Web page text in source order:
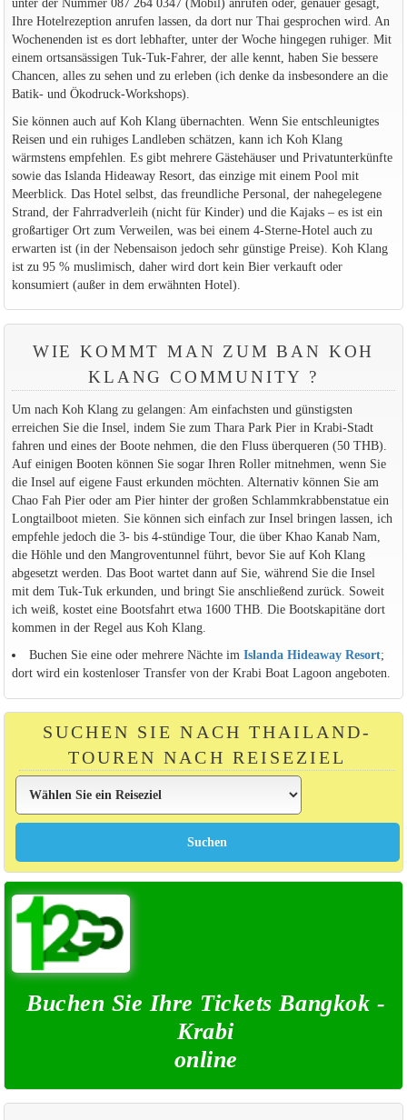
unter der Nummer 087 264 0347 (Mobil) anrufen oder, genauer gesagt,
Ihre Hotelrezeption anrufen lassen, da dort nur Thai gesprochen wird. An
Wochenenden ist es dort lebhafter, unter der Woche hingegen ruhiger. Mit
einem ortsansässigen Tuk-Tuk-Fahrer, der alle kennt, haben Sie bessere
Chancen, alles zu sehen und zu erleben (ich denke da insbesondere an die
Batik- und Ökodruck-Workshops).
Sie können auch auf Koh Klang übernachten. Wenn Sie entschleunigtes
Reisen und ein ruhiges Landleben schätzen, kann ich Koh Klang
wärmstens empfehlen. Es gibt mehrere Gästehäuser und Privatunterkünfte
sowie das Islanda Hideaway Resort, das einzige mit einem Pool mit
Meerblick. Das Hotel selbst, das freundliche Personal, der nahegelegene
Strand, der Fahrradverleih (nicht für Kinder) und die Kajaks – es ist ein
großartiger Ort zum Verweilen, was bei einem 4-Sterne-Hotel auch zu
erwarten ist (in der Nebensaison jedoch sehr günstige Preise). Koh Klang
ist zu 95 % muslimisch, daher wird dort kein Bier verkauft oder
konsumiert (außer in dem erwähnten Hotel).
WIE KOMMT MAN ZUM BAN KOH
KLANG COMMUNITY ?
Um nach Koh Klang zu gelangen: Am einfachsten und günstigsten
erreichen Sie die Insel, indem Sie zum Thara Park Pier in Krabi-Stadt
fahren und eines der Boote nehmen, die den Fluss überqueren (50 THB).
Auf einigen Booten können Sie sogar Ihren Roller mitnehmen, wenn Sie
die Insel auf eigene Faust erkunden möchten. Alternativ können Sie am
Chao Fah Pier oder am Pier hinter der großen Schlammkrabbenstatue ein
Longtailboot mieten. Sie können sich einfach zur Insel bringen lassen, ich
empfehle jedoch die 3- bis 4-stündige Tour, die über Khao Kanab Nam,
die Höhle und den Mangroventunnel führt, bevor Sie auf Koh Klang
abgesetzt werden. Das Boot wartet dann auf Sie, während Sie die Insel
mit dem Tuk-Tuk erkunden, und bringt Sie anschließend zurück. Soweit
ich weiß, kostet eine Bootsfahrt etwa 1600 THB. Die Bootskapitäne dort
kommen in der Regel aus Koh Klang.
Buchen Sie eine oder mehrere Nächte im Islanda Hideaway Resort;
dort wird ein kostenloser Transfer von der Krabi Boat Lagoon angeboten.
SUCHEN SIE NACH THAILAND-
TOUREN NACH REISEZIEL
Buchen Sie Ihre Tickets Bangkok -
Krabi
online